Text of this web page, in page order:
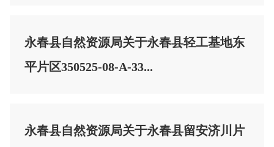
永春县自然资源局关于永春县轻工基地东
平片区350525-08-A-33...
永春县自然资源局关于永春县留安济川片